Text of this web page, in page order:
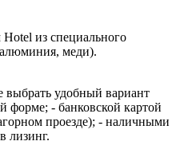
из специального
меди).
удобный вариант
форме; - банковской картой
проезде); - наличными
лизинг.